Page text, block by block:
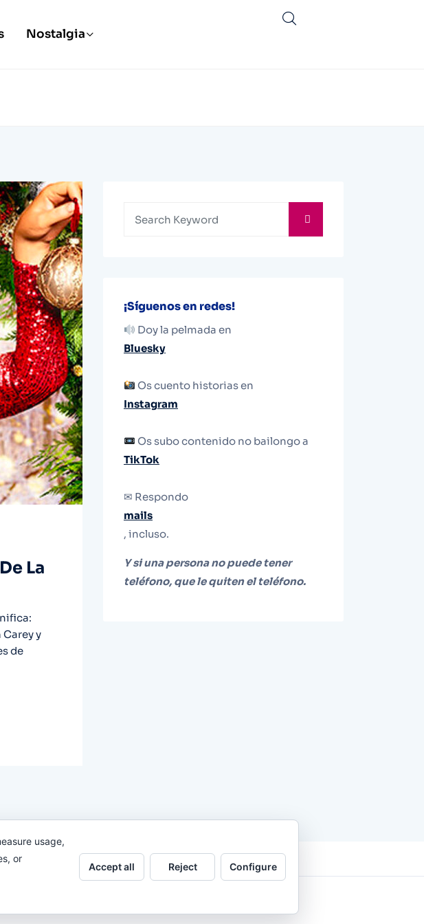
Nostalgia
La
y
de
¡Síguenos en redes!
Doy la pelmada en
Bluesky
Os cuento historias en
Instagram
Os subo contenido no bailongo a
TikTok
✉ Respondo
mails
, incluso.
Y si una persona no puede tener
teléfono, que le quiten el teléfono.
usage,
or
Accept all Reject Configure